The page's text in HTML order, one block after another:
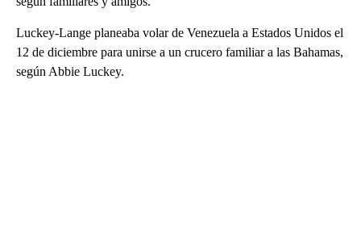
Luckey-Lange planeaba volar de Venezuela a Estados Unidos el
12 de diciembre para unirse a un crucero familiar a las Bahamas,
según Abbie Luckey.